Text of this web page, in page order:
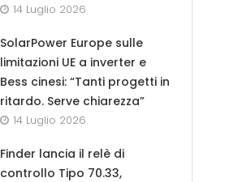
14 Luglio 2026
SolarPower Europe sulle
limitazioni UE a inverter e
Bess cinesi: “Tanti progetti in
ritardo. Serve chiarezza”
14 Luglio 2026
Finder lancia il relè di
controllo Tipo 70.33,